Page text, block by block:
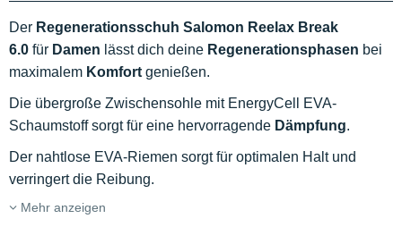
Der Regenerationsschuh Salomon Reelax Break
6.0 für Damen lässt dich deine Regenerationsphasen bei
maximalem Komfort genießen.
Die übergroße Zwischensohle mit EnergyCell EVA-
Schaumstoff sorgt für eine hervorragende Dämpfung.
Der nahtlose EVA-Riemen sorgt für optimalen Halt und
verringert die Reibung.
Mehr anzeigen